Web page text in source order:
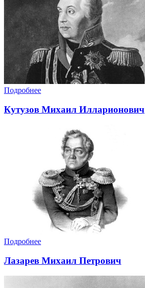
Подробнее
Кутузов Михаил Илларионович
Подробнее
Лазарев Михаил Петрович